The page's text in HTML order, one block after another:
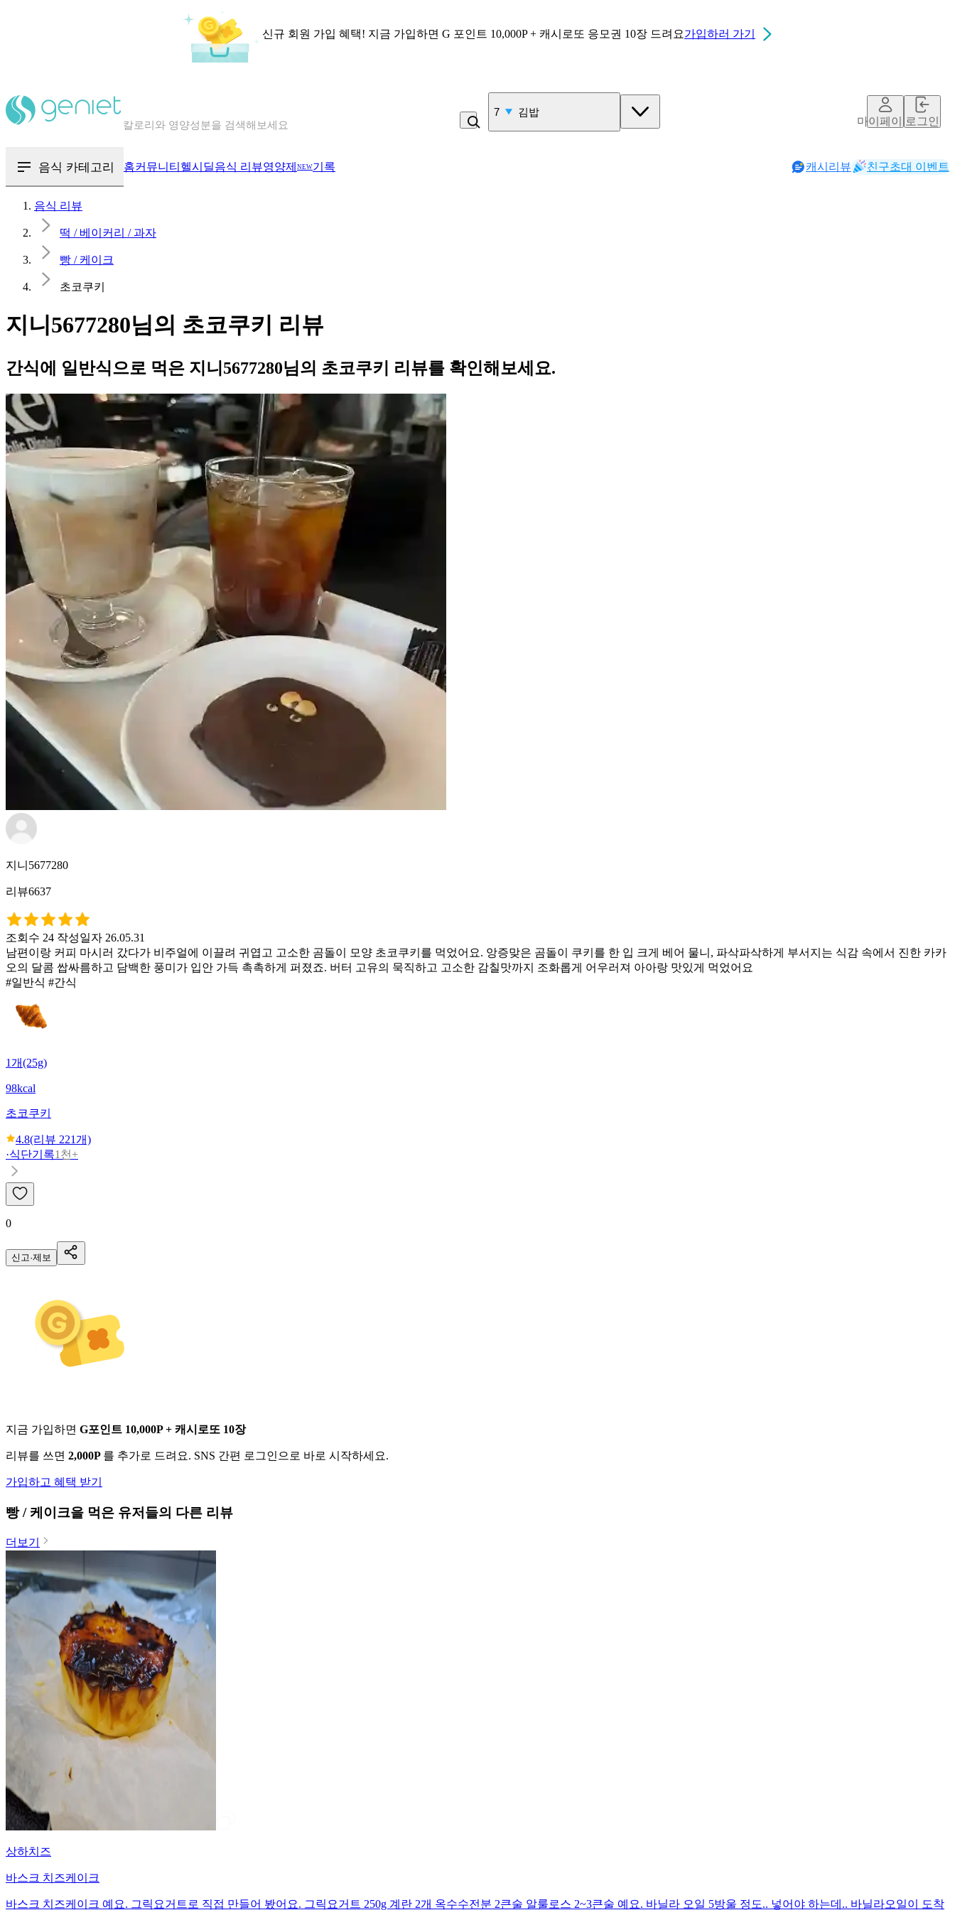
신규 회원 가입 혜택! 지금 가입하면 G 포인트 10,000P + 캐시로또 응모권 10장 드려요가입하러 가기
혈당 · 다이어트 음식 검색해보세요
7 김밥
마이페이지로그인
음식 카테고리 홈커뮤니티 헬시딜음식 리뷰영양제 NEW기록 캐시리뷰 친구초대 이벤트
음식 리뷰
떡 / 베이커리 / 과자
빵 / 케이크
초코쿠키
지니5677280님의 초코쿠키 리뷰
간식에 일반식으로 먹은 지니5677280님의 초코쿠키 리뷰를 확인해보세요.
지니5677280
리뷰6637
조회수 24 작성일자 26.05.31
남편이랑 커피 마시러 갔다가 비주얼에 이끌려 귀엽고 고소한 곰돌이 모양 초코쿠키를 먹었어요. 앙증맞은 곰돌이 쿠키를 한 입 크게 베어 물니, 파삭파삭하게 부서지는 식감 속에서 진한 카카
오의 달콤 쌉싸름하고 담백한 풍미가 입안 가득 촉촉하게 퍼졌죠. 버터 고유의 묵직하고 고소한 감칠맛까지 조화롭게 어우러져 아아랑 맛있게 먹었어요
#일반식 #간식
1개(25g)
98kcal
초코쿠키
4.8(리뷰 221개)
·식단기록1천+
0
신고·제보
지금 가입하면 G포인트 10,000P + 캐시로또 10장
리뷰를 쓰면 2,000P 를 추가로 드려요. SNS 간편 로그인으로 바로 시작하세요.
가입하고 혜택 받기
빵 / 케이크을 먹은 유저들의 다른 리뷰
더보기
상하치즈
바스크 치즈케이크
바스크 치즈케이크 예요. 그릭요거트로 직접 만들어 봤어요. 그릭요거트 250g 계란 2개 옥수수전분 2큰술 알룰로스 2~3큰술 예요. 바닐라 오일 5방울 정도.. 넣어야 하는데.. 바닐라오일이 도착